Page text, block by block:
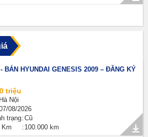
BÁN HYUNDAI GENESIS 2009 – ĐĂNG KÝ
triệu
Hà Nội
08/2026
trạng Cũ
Km
100.000 km